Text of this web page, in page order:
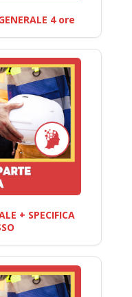
4 ore
+ SPECIFICA